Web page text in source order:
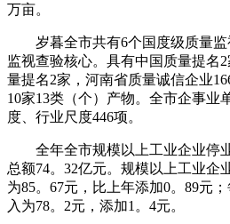
万亩。
岁暮全市共有6个国度级质量监
监视查验核心。具有中国质量提名
量提名2家，河南省质量诚信企业
10家13类（个）产物。全市企事业
度、行业尺度446项。
全年全市规模以上工业企业停业
总额74。32亿元。规模以上工业企
为85。67元，比上年添加0。89元
入为78。2元，添加1。4元。